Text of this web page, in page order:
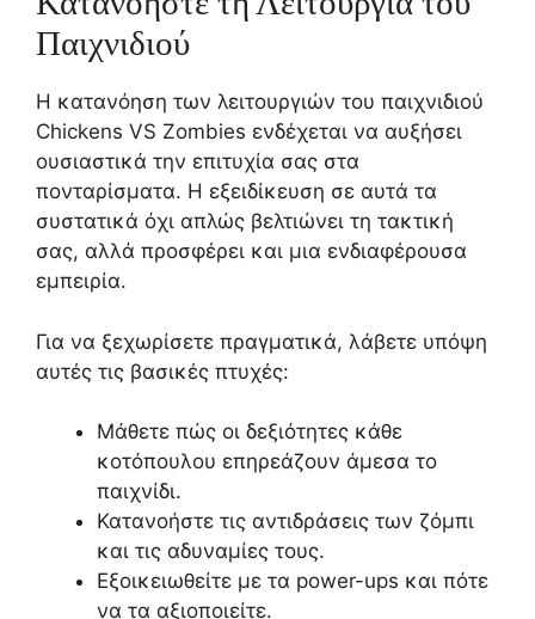
Παιχνιδιού
Η κατανόηση των λειτουργιών του παιχνιδιού
Chickens VS Zombies ενδέχεται να αυξήσει
ουσιαστικά την επιτυχία σας στα
πονταρίσματα. Η εξειδίκευση σε αυτά τα
συστατικά όχι απλώς βελτιώνει τη τακτική
σας, αλλά προσφέρει και μια ενδιαφέρουσα
εμπειρία.
Για να ξεχωρίσετε πραγματικά, λάβετε υπόψη
αυτές τις βασικές πτυχές:
Μάθετε πώς οι δεξιότητες κάθε
κοτόπουλου επηρεάζουν άμεσα το
παιχνίδι.
Κατανοήστε τις αντιδράσεις των ζόμπι
και τις αδυναμίες τους.
Εξοικειωθείτε με τα power-ups και πότε
να τα αξιοποιείτε.